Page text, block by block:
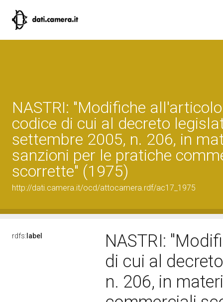
NASTRI: "Modifiche
codice di cui al decreto
settembre 2005, n. 206, in
sanzioni per le pratiche
scorrette" (1975)
http://dati.camera.it/ocd/attocamera.rdf/ac17_1975
rdfs: label
NASTRI:
di cui al
n. 206, in